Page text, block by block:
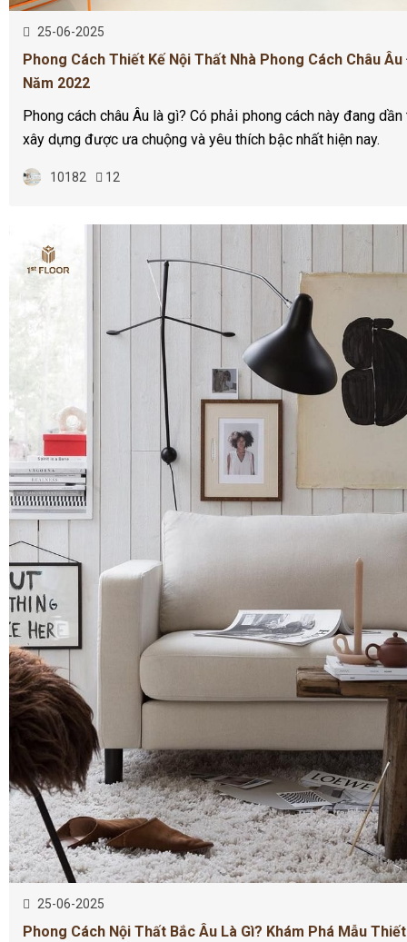
25-06-2025
Phong Cách Thiết Kế Nội Thất Nhà Phong Cách Châu
Năm 2022
Phong cách châu Âu là gì? Có phải phong cách này đang
xây dựng được ưa chuộng và yêu thích bậc nhất hiện nay.
10182 12
25-06-2025
Phong Cách Nội Thất Bắc Âu Là Gì? Khám Phá Mẫu